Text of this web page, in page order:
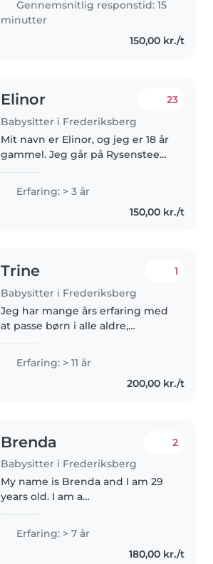
Gennemsnitlig responstid: 15
minutter
150,00 kr./t
Elinor
Babysitter i Frederiksberg
23
Mit navn er Elinor, og jeg er 18 år
gammel. Jeg går på Rysensteen
fast arbejde i løbet af ugen. Jeg
er i stand til lave mad, hjælpe
Erfaring: > 3 år
150,00 kr./t
Trine
Babysitter i Frederiksberg
1
Jeg har mange års erfaring med
at passe børn i alle aldre,
behov. Jeg er venlig,
omsorgsfuld og sjov, og jeg er
flersproget (dansk, engelsk og
Erfaring: > 11 år
200,00 kr./t
Brenda
Babysitter i Frederiksberg
2
My name is Brenda and I am 29
years old. I am a
years of experience. I'm also able
to do the shopping, cook, help
with homework, do some light
Erfaring: > 7 år
180,00 kr./t